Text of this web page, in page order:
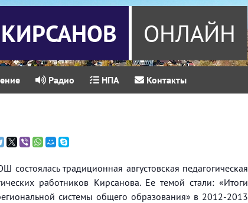
КИРСАНОВ ОНЛАЙН
Радио НПА Контакты
традиционная августовская педагогическая
работников Кирсанова. Ее темой стали: «Итоги
системы общего образования» в 2012-2013